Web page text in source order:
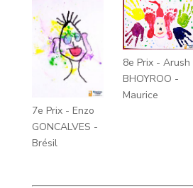
7e Prix - Enzo
GONCALVES -
Brésil
8e Prix - Arush
BHOYROO -
Maurice